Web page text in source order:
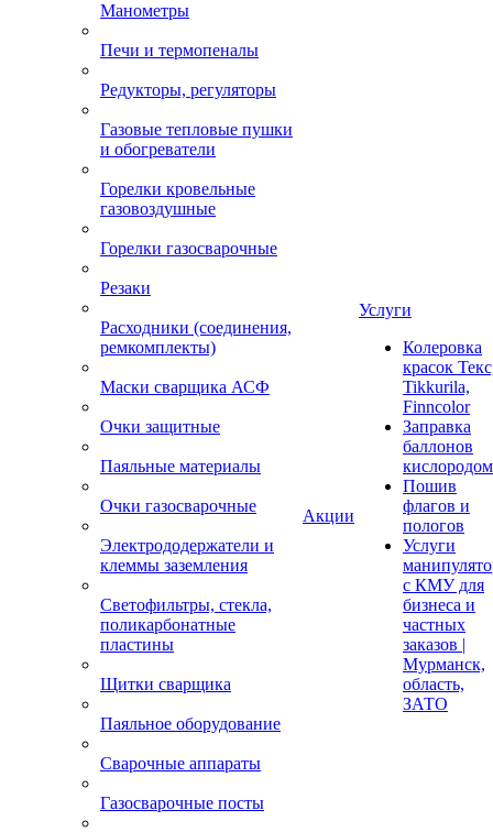
Манометры
Печи и термопеналы
Редукторы, регуляторы
Газовые тепловые пушки
и обогреватели
Горелки кровельные
газовоздушные
Горелки газосварочные
Резаки
Расходники (соединения,
ремкомплекты)
Маски сварщика АСФ
Очки защитные
Паяльные материалы
Очки газосварочные
Электрододержатели и
клеммы заземления
Светофильтры, стекла,
поликарбонатные
пластины
Щитки сварщика
Паяльное оборудование
Сварочные аппараты
Газосварочные посты
Акции
Услуги
Колеровка
красок
Tikkurila,
Finncolor
Заправка
баллонов
кислородом
Пошив
флагов и
пологов
Услуги
с КМУ для
бизнеса и
частных
заказов |
Мурманск,
область,
ЗАТО